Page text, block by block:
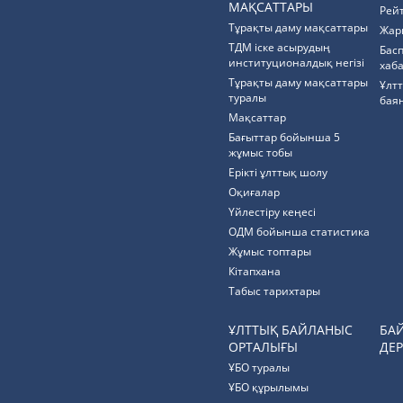
МАҚСАТТАРЫ
Тұрақты даму мақсаттары
ТДМ іске асырудың
институционалдық негізі
Тұрақты даму мақсаттары
туралы
Мақсаттар
Бағыттар бойынша 5
жұмыс тобы
Ерікті ұлттық шолу
Оқиғалар
Үйлестіру кеңесі
ОДМ бойынша статистика
Жұмыс топтары
Кітапхана
Табыс тарихтары
ҰЛТТЫҚ БАЙЛАНЫС
ОРТАЛЫҒЫ
ҰБО туралы
ҰБО құрылымы